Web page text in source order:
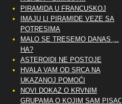
PIRAMIDA U FRANCUSKOJ
IMAJU LI PIRAMIDE VEZE SA
POTRESIMA
MALO SE TRESEMO DANAS ,..
HA?
ASTEROIDI NE POSTOJE
HVALA VAM OD SRCA NA
UKAZANOJ POMOĆI
NOVI DOKAZ O KRVNIM
GRUPAMA O KOJIM SAM PISAO